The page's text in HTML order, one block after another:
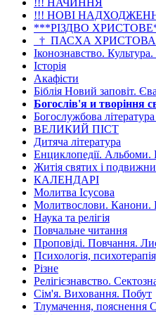
!!! НАЧИННЯ
!!! НОВІ
***РІЗДВО
_†_ПАСХА
Іконознавство.
Історія
Акафісти
Біблія Новий заповіт.
Богослів'я и творіння
Богослужбова
ВЕЛИКИЙ ПІСТ
Дитяча література
Енциклопедії. Альбоми.
Житія святих і
КАЛЕНДАРІ
Молитва Ісусова
Молитвослови. Канони.
Наука та релігія
Повчальне читання
Проповіді. Повчання.
Психологія,
Різне
Релігієзнавство.
Сім'я. Виховання. Побут
Тлумачення, пояснення